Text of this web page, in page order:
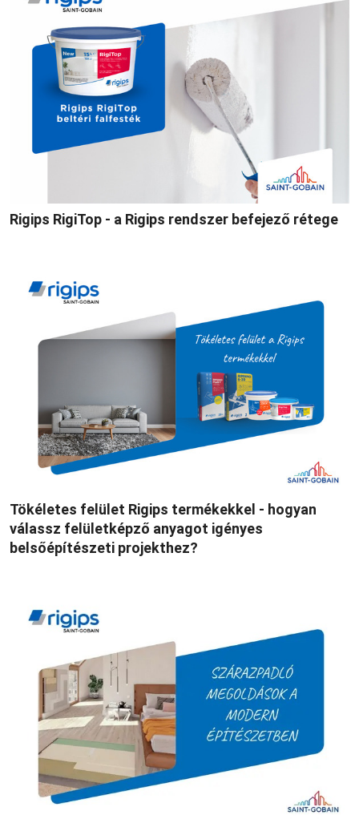
Rigips RigiTop - a Rigips rendszer befejező rétege
Tökéletes felület Rigips termékekkel - hogyan
válassz felületképző anyagot igényes
belsőépítészeti projekthez?